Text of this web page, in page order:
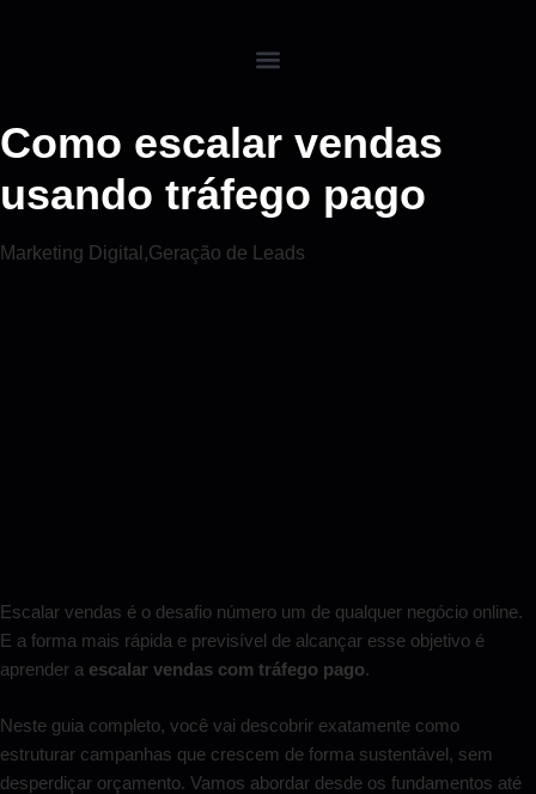
Como escalar vendas
usando tráfego pago
Marketing Digital ,Geração de Leads
Escalar vendas é o desafio número um de qualquer negócio online.
E a forma mais rápida e previsível de alcançar esse objetivo é
aprender a escalar vendas com tráfego pago.
Neste guia completo, você vai descobrir exatamente como
estruturar campanhas que crescem de forma sustentável, sem
desperdiçar orçamento. Vamos abordar desde os fundamentos até